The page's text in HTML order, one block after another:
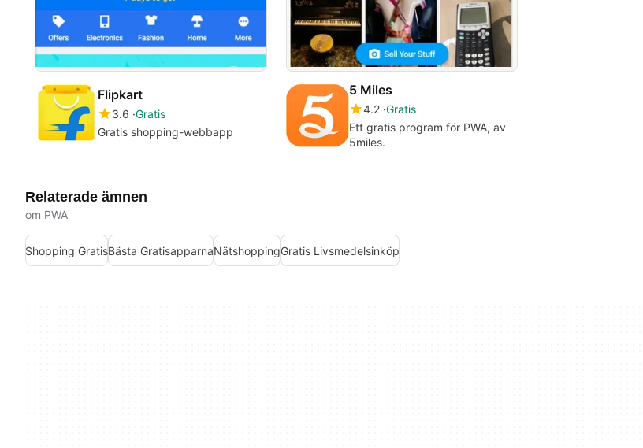
Flipkart
3.6 Gratis
Gratis shopping-webbapp
5 Miles
4.2 Gratis
Ett gratis program för PWA, av
5miles.
Relaterade ämnen
om PWA
Shopping GratisBästa GratisapparnaNätshoppingGratis Livsmedelsinköp